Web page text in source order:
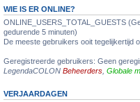
WIE IS ER ONLINE?
ONLINE_USERS_TOTAL_GUESTS
gedurende 5 minuten)
De meeste gebruikers ooit tegelijkertijd
Geregistreerde gebruikers: Geen
LegendaCOLON Beheerders Globale
VERJAARDAGEN